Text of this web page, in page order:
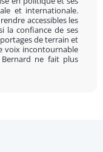
et internationale.
accessibles les
la confiance de ses
de terrain et
voix incontournable
ne fait plus